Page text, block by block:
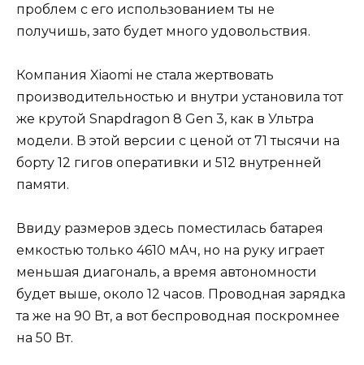
проблем с его использованием ты не
получишь, зато будет много удовольствия.
Компания Xiaomi не стала жертвовать
производительностью и внутри установила тот
же крутой Snapdragon 8 Gen 3, как в Ультра
модели. В этой версии с ценой от 71 тысячи на
борту 12 гигов оперативки и 512 внутренней
памяти.
Ввиду размеров здесь поместилась батарея
емкостью только 4610 мАч, но на руку играет
меньшая диагональ, а время автономности
будет выше, около 12 часов. Проводная зарядка
та же на 90 Вт, а вот беспроводная поскромнее
на 50 Вт.